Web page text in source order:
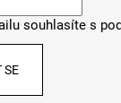
souhlasíte s
SE